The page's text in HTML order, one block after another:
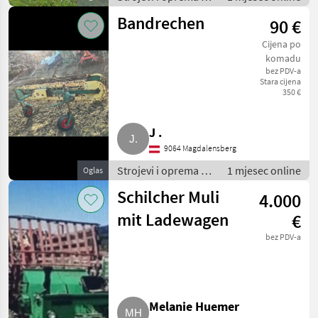
travu i baliranje /
Brdski strojevi
Oglas
Bandrechen 90 €
Cijena po
komadu
bez PDV-a
Stara cijena
350 €
J .
9064 Magdalensberg
Strojevi i oprema za
travu i baliranje /
Brdski strojevi
1 mjesec online
Schilcher Muli
mit Ladewagen
4.000
€
bez PDV-a
Melanie Huemer